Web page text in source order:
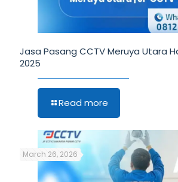
Jasa Pasang CCTV Meruya Utara
2025
Read more
March 26, 2026